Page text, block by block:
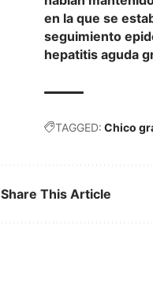
en la que se
seguimiento
hepatitis aguda
TAGGED: Chico
Share This Article